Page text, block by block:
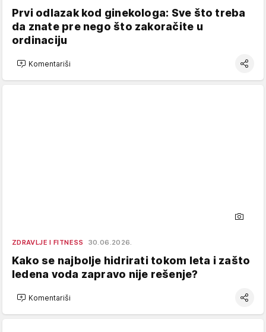
Prvi odlazak kod ginekologa: Sve što treba
da znate pre nego što zakoračite u
ordinaciju
Komentariši
ZDRAVLJE I FITNESS 30.06.2026.
Kako se najbolje hidrirati tokom leta i zašto
ledena voda zapravo nije rešenje?
Komentariši